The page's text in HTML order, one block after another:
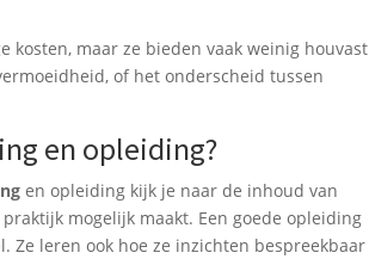
kosten, maar ze bieden vaak weinig houvast
of het onderscheid tussen
en opleiding?
en opleiding kijk je naar de inhoud van
mogelijk maakt. Een goede opleiding
Ze leren ook hoe ze inzichten bespreekbaar